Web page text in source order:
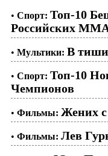
• Спорт: Топ-10
Российских
• Мультики: В
• Спорт: Топ-10
Чемпионов
• Фильмы: Жених с
• Фильмы: Лев